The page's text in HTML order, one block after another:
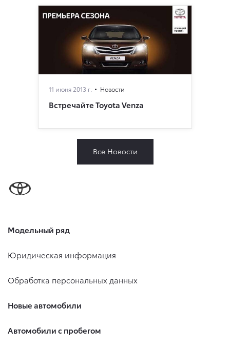
11 июня 2013 г. Новости
Встречайте Toyota Venza
Все Новости
Модельный ряд
Юридическая информация
Обработка персональных данных
Новые автомобили
Автомобили с пробегом